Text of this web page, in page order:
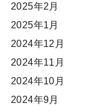
2025年2月
2025年1月
2024年12月
2024年11月
2024年10月
2024年9月